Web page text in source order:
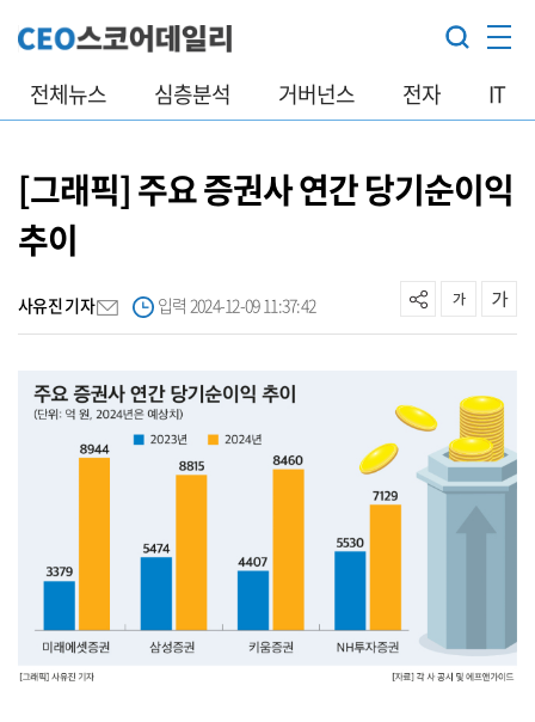
전체뉴스 심층분석 거버넌스 전자 IT
[그래픽] 주요 증권사 연간 당기순이익
추이
사유진 기자 입력 2024-12-09 11:37:42